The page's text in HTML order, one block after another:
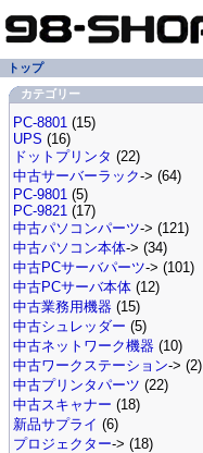
トップ
カテゴリー
PC-8801 (15)
UPS (16)
ドットプリンタ (22)
中古サーバーラック-> (64)
PC-9801 (5)
PC-9821 (17)
中古パソコンパーツ-> (121)
中古パソコン本体-> (34)
中古PCサーバパーツ-> (101)
中古PCサーバ本体 (12)
中古業務用機器 (15)
中古シュレッダー (5)
中古ネットワーク機器 (10)
中古ワークステーション-> (2)
中古プリンタパーツ (22)
中古スキャナー (18)
新品サプライ (6)
プロジェクター-> (18)